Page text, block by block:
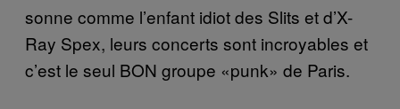
sonne comme l’enfant idiot des Slits et d’X-
Ray Spex, leurs concerts sont incroyables et
c’est le seul BON groupe «punk» de Paris.